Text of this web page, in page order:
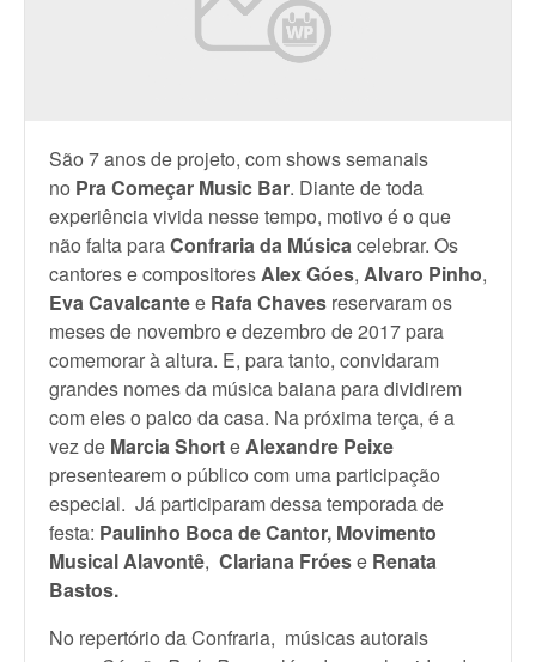
São 7 anos de projeto, com shows semanais
no Pra Começar Music Bar. Diante de toda
experiência vivida nesse tempo, motivo é o que
não falta paraConfraria da Músicacelebrar. Os
cantores e compositoresAlex Góes, Alvaro Pinho,
Eva Cavalcantee Rafa Chaves reservaram os
meses de novembro e dezembro de 2017 para
comemorar à altura. E, para tanto, convidaram
grandes nomes da música baiana para dividirem
com eles o palco da casa. Na próxima terça, é a
vez de Marcia ShorteAlexandre Peixe
presentearem o público com uma participação
especial. Já participaram dessa temporada de
festa: Paulinho Bocade Cantor, Movimento
Musical Alavontê, Clariana Fróese Renata
Bastos.
No repertório da Confraria, músicas autorais